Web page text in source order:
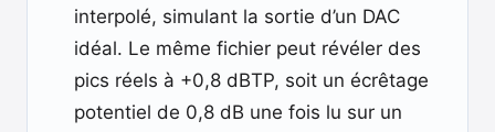
interpolé, simulant la sortie d’un DAC
idéal. Le même fichier peut révéler des
pics réels à +0,8 dBTP, soit un écrêtage
potentiel de 0,8 dB une fois lu sur un